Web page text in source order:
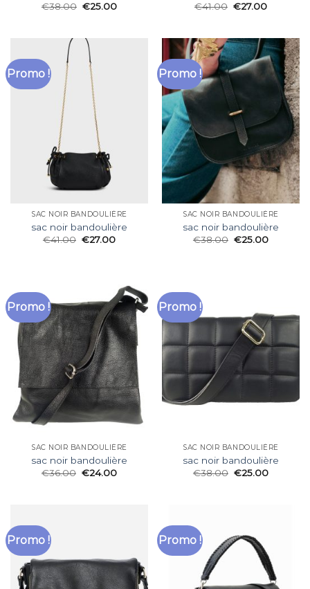
€38.00 €25.00
€41.00 €27.00
Promo !
SAC NOIR BANDOULIÈRE
sac noir bandoulière
€41.00 €27.00
Promo !
SAC NOIR BANDOULIÈRE
sac noir bandoulière
€38.00 €25.00
Promo !
SAC NOIR BANDOULIÈRE
sac noir bandoulière
€36.00 €24.00
Promo !
SAC NOIR BANDOULIÈRE
sac noir bandoulière
€38.00 €25.00
Promo ! Promo !